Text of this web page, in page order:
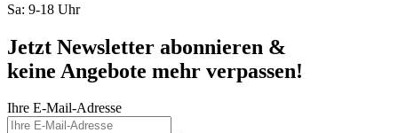
Sa: 9-18 Uhr
Jetzt Newsletter abonnieren &
keine Angebote mehr verpassen!
Ihre E-Mail-Adresse